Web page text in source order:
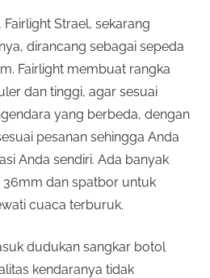
Strael, sekarang
dirancang sebagai sepeda
Fairlight membuat rangka
dan tinggi, agar sesuai
yang berbeda, dengan
pesanan sehingga Anda
Anda sendiri. Ada banyak
dan spatbor untuk
cuaca terburuk.
dudukan sangkar botol
kendaranya tidak